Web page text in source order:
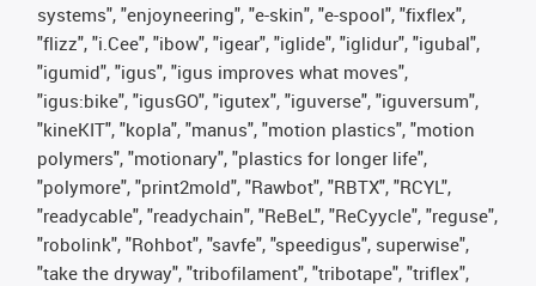
systems", "enjoyneering", "e-skin", "e-spool", "fixflex",
"flizz", "i.Cee", "ibow", "igear", "iglide", "iglidur", "igubal",
"igumid", "igus", "igus improves what moves",
"igus:bike", "igusGO", "igutex", "iguverse", "iguversum",
"kineKIT", "kopla", "manus", "motion plastics", "motion
polymers", "motionary", "plastics for longer life",
"polymore", "print2mold", "Rawbot", "RBTX", "RCYL",
"readycable", "readychain", "ReBeL", "ReCyycle", "reguse",
"robolink", "Rohbot", "savfe", "speedigus", superwise",
"take the dryway", "tribofilament", "tribotape", "triflex",